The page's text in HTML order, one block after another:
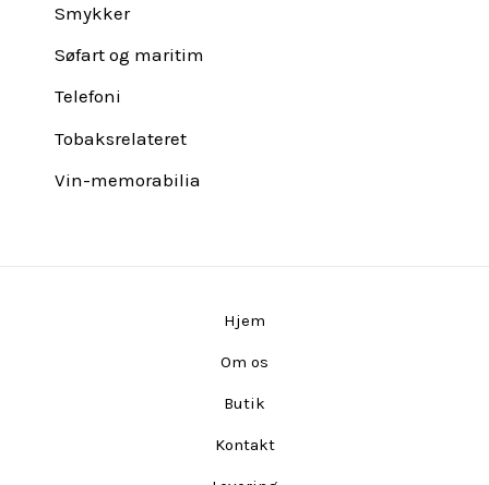
Smykker
Søfart og maritim
Telefoni
Tobaksrelateret
Vin-memorabilia
Hjem
Om os
Butik
Kontakt